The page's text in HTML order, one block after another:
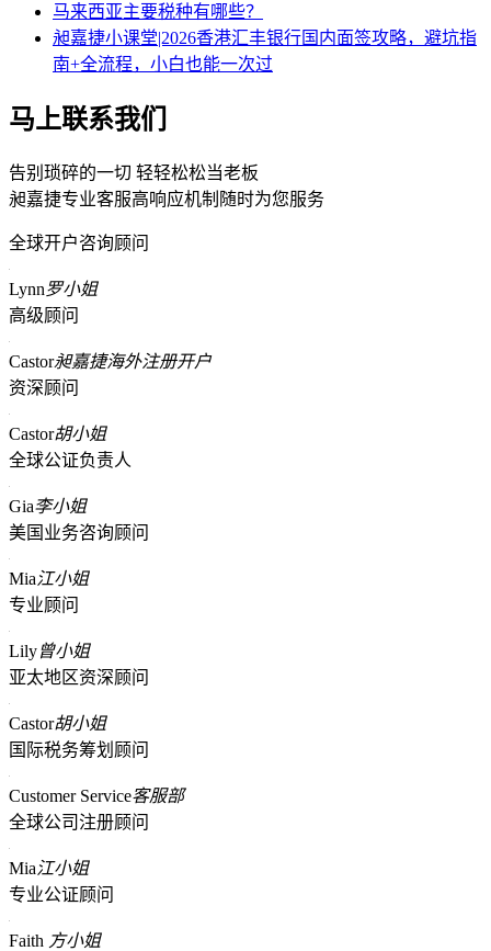
马来西亚主要税种有哪些？
昶嘉捷小课堂|2026香港汇丰银行国内面签攻略，避坑指
南+全流程，小白也能一次过
马上联系我们
告别琐碎的一切 轻轻松松当老板
昶嘉捷专业客服高响应机制随时为您服务
全球开户咨询顾问
Lynn罗小姐
高级顾问
Castor昶嘉捷海外注册开户
资深顾问
Castor胡小姐
全球公证负责人
Gia李小姐
美国业务咨询顾问
Mia江小姐
专业顾问
Lily曾小姐
亚太地区资深顾问
Castor胡小姐
国际税务筹划顾问
Customer Service客服部
全球公司注册顾问
Mia江小姐
专业公证顾问
Faith 方小姐